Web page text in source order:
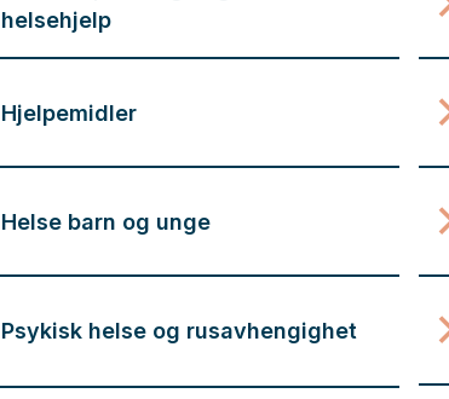
helsehjelp
Hjelpemidler
Helse barn og unge
Psykisk helse og rusavhengighet